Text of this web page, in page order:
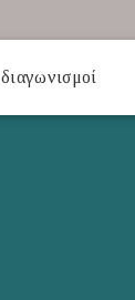
διαγωνισμοί